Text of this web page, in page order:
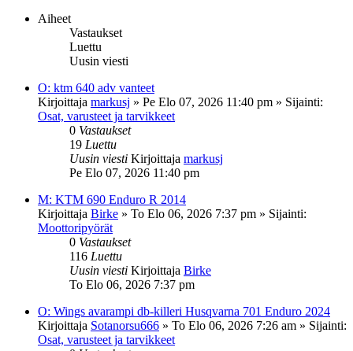
Aiheet
Vastaukset
Luettu
Uusin viesti
O: ktm 640 adv vanteet
Kirjoittaja markusj » Pe Elo 07, 2026 11:40 pm » Sijainti:
Osat, varusteet ja tarvikkeet
0 Vastaukset
19 Luettu
Uusin viesti Kirjoittaja markusj
Pe Elo 07, 2026 11:40 pm
M: KTM 690 Enduro R 2014
Kirjoittaja Birke » To Elo 06, 2026 7:37 pm » Sijainti:
Moottoripyörät
0 Vastaukset
116 Luettu
Uusin viesti Kirjoittaja Birke
To Elo 06, 2026 7:37 pm
O: Wings avarampi db-killeri Husqvarna 701 Enduro 2024
Kirjoittaja Sotanorsu666 » To Elo 06, 2026 7:26 am » Sijainti:
Osat, varusteet ja tarvikkeet